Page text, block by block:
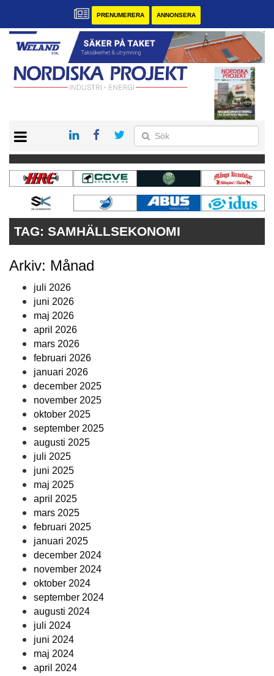
PRENUMERERA ANNONSERA
KONTAKT
VÅRA ANDRA MAGASIN
PRENUMERERA
ANNONSERA
TAG: SAMHÄLLSEKONOMI
Arkiv: Månad
juli 2026
juni 2026
maj 2026
april 2026
mars 2026
februari 2026
januari 2026
december 2025
november 2025
oktober 2025
september 2025
augusti 2025
juli 2025
juni 2025
maj 2025
april 2025
mars 2025
februari 2025
januari 2025
december 2024
november 2024
oktober 2024
september 2024
augusti 2024
juli 2024
juni 2024
maj 2024
april 2024